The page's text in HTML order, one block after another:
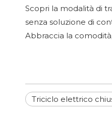
Scopri la modalità di
senza soluzione di
Abbraccia la
Triciclo elettrico